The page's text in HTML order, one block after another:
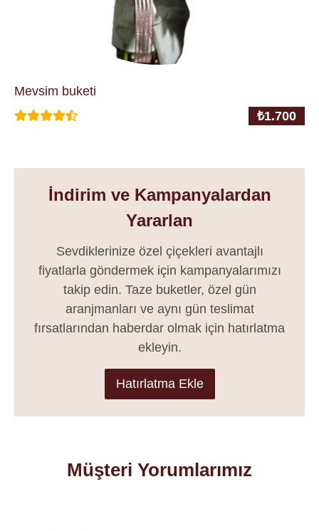
Mevsim buketi
₺1.700
İndirim ve Kampanyalardan
Yararlan
Sevdiklerinize özel çiçekleri avantajlı
fiyatlarla göndermek için kampanyalarımızı
takip edin. Taze buketler, özel gün
aranjmanları ve aynı gün teslimat
fırsatlarından haberdar olmak için hatırlatma
ekleyin.
Hatırlatma Ekle
Müşteri Yorumlarımız